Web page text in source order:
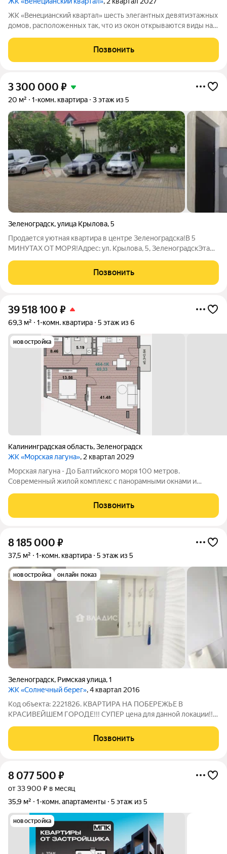
ЖК «Вeнeцианcкий квартал» шесть элегантных девятиэтажных
домов, расположенных так, что из окон открываются виды на
-Квартиры в комплексе сдаются в качественном сером ключе.
-Дома имеют высокий
Позвонить
3 300 000 ₽
20 м² 1-комн. квартира 3 этаж из 5
Зеленоградск,улица Крылова,5
Продается уютная квартира в центре Зеленоградска!В 5
МИНУТАХ ОТ МОРЯ!Адрес: ул. Крылова, 5, ЗеленоградскЭтаж:
расположена на третьем этаже пятиэтажного монолитного
дома и находится в 2-комнатном
Позвонить
39 518 100 ₽
69,3 м² 1-комн. квартира 5 этаж из 6
новостройка
Калининградская область,Зеленоградск
ЖК «Морская лагуна», 2 квартал 2029
Морская лагуна - До Балтийского моря 100 метров.
Современный жилой комплекс с панорамными окнами и
для инвестиций и сдачи в аренду. Основные преимущества:
Позвонить
8 185 000 ₽
37,5 м² 1-комн. квартира 5 этаж из 5
новостройка онлайн показ
Зеленоградск, Римская улица,1
ЖК «Солнечный берег», 4 квартал 2016
Код объекта: 2221826. КВАРТИРА НА ПОБЕРЕЖЬЕ В
КРАСИВЕЙШЕМ ГОРОДЕ!!! СУПЕР цена для данной локации!!
собственности более 5 лет. Без обременений. Ищете
идеальное жильё в живописном Зеленоградске?
Позвонить
8 077 500 ₽
от 33 900 ₽ в месяц
35,9 м²
1-комн. апартаменты 5 этаж из 5
новостройка